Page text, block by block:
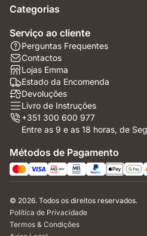
Categorias
Serviço ao cliente
Perguntas Frequentes
Contactos
Lojas Emma
Estado da Encomenda
Devoluções
Livro de Instruções
+351 300 600 977
Entre as 9 e as 18 horas, de
Métodos de Pagamento
© 2026. Todos os direitos reservados.
Política de Privacidade
Termos & Condições